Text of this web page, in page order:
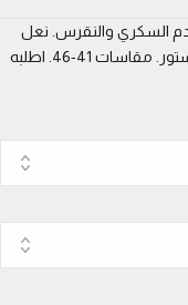
السكري والنقرس. نعل
خفيف وعازل مثالي للوقوف الطويل من مكوكي ستور. مقاسات 41-46. اطلبه